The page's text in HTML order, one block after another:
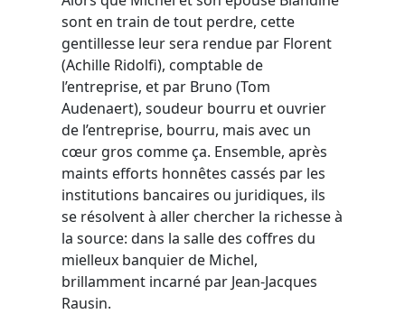
sont en train de tout perdre, cette
gentillesse leur sera rendue par Florent
(Achille Ridolfi), comptable de
l’entreprise, et par Bruno (Tom
Audenaert), soudeur bourru et ouvrier
de l’entreprise, bourru, mais avec un
cœur gros comme ça. Ensemble, après
maints efforts honnêtes cassés par les
institutions bancaires ou juridiques, ils
se résolvent à aller chercher la richesse à
la source: dans la salle des coffres du
mielleux banquier de Michel,
brillamment incarné par Jean-Jacques
Rausin.